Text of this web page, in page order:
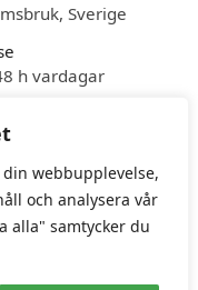
webbupplevelse,
och analysera vår
alla" samtycker du
Sverige
h vardagar